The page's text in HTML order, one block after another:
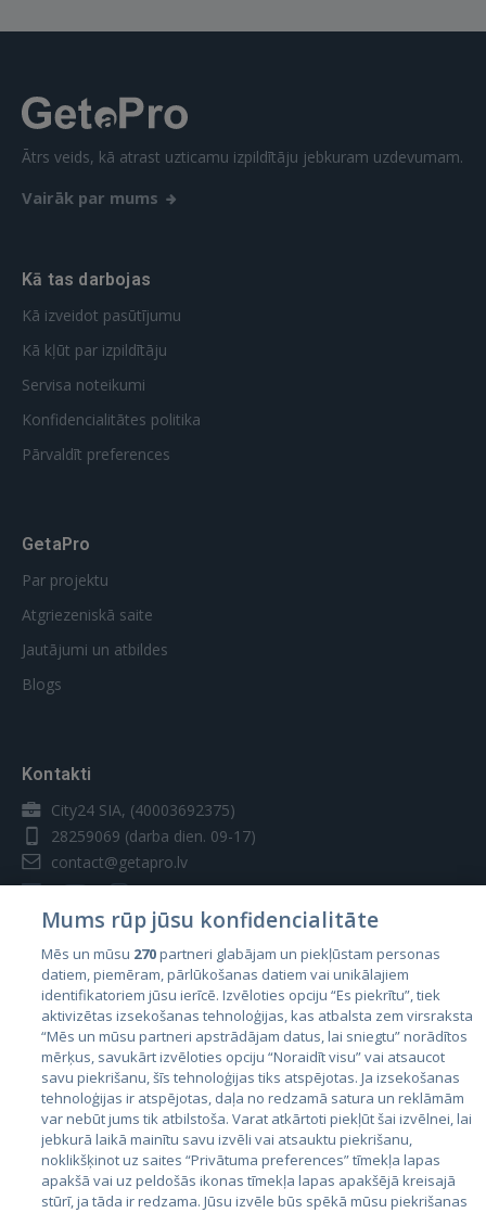
Ātrs veids, kā atrast uzticamu izpildītāju jebkuram uzdevumam.
Vairāk par mums
Kā tas darbojas
Kā izveidot pasūtījumu
Kā kļūt par izpildītāju
Servisa noteikumi
Konfidencialitātes politika
Pārvaldīt preferences
GetaPro
Par projektu
Atgriezeniskā saite
Jautājumi un atbildes
Blogs
Kontakti
City24 SIA, (40003692375)
28259069 (darba dien. 09-17)
contact@getapro.lv
Valstis
Igaunija
Latvija
Lietuva
Mums rūp jūsu konfidencialitāte
Mēs un mūsu 270partneri glabājam un piekļūstam personas
datiem, piemēram, pārlūkošanas datiem vai unikālajiem
identifikatoriem jūsu ierīcē. Izvēloties opciju “Es piekrītu”, tiek
aktivizētas izsekošanas tehnoloģijas, kas atbalsta zem virsraksta
“Mēs un mūsu partneri apstrādājam datus, lai sniegtu” norādītos
mērķus, savukārt izvēloties opciju “Noraidīt visu” vai atsaucot
savu piekrišanu, šīs tehnoloģijas tiks atspējotas. Ja izsekošanas
tehnoloģijas ir atspējotas, daļa no redzamā satura un reklāmām
var nebūt jums tik atbilstoša. Varat atkārtoti piekļūt šai izvēlnei, lai
jebkurā laikā mainītu savu izvēli vai atsauktu piekrišanu,
noklikšķinot uz saites “Privātuma preferences” tīmekļa lapas
apakšā vai uz peldošās ikonas tīmekļa lapas apakšējā kreisajā
stūrī, ja tāda ir redzama. Jūsu izvēle būs spēkā mūsu piekrišanas